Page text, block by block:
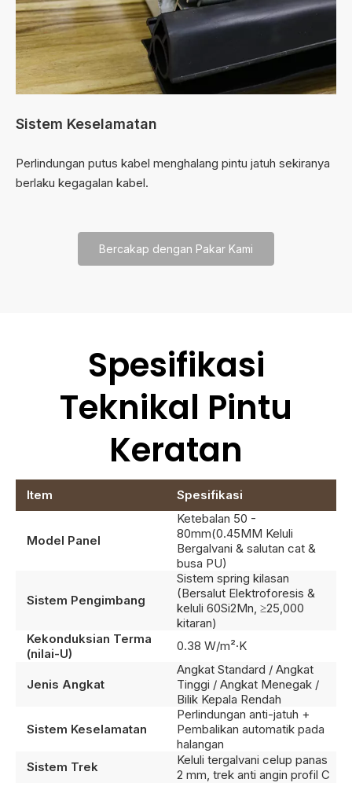
Sistem Keselamatan
Perlindungan putus kabel menghalang pintu jatuh sekiranya
berlaku kegagalan kabel.
Bercakap dengan Pakar Kami
Spesifikasi
Teknikal Pintu
Keratan
Item Spesifikasi
Model Panel
Ketebalan 50 -
80mm(0.45MM Keluli
Bergalvani & salutan cat &
busa PU)
Sistem Pengimbang
Sistem spring kilasan
(Bersalut Elektroforesis &
keluli 60Si2Mn, ≥25,000
kitaran)
Kekonduksian Terma
(nilai-U)
0.38 W/m²·K
Jenis Angkat
Angkat Standard / Angkat
Tinggi / Angkat Menegak /
Bilik Kepala Rendah
Sistem Keselamatan
Perlindungan anti-jatuh +
Pembalikan automatik pada
halangan
Sistem Trek
Keluli tergalvani celup panas
2 mm, trek anti angin profil C